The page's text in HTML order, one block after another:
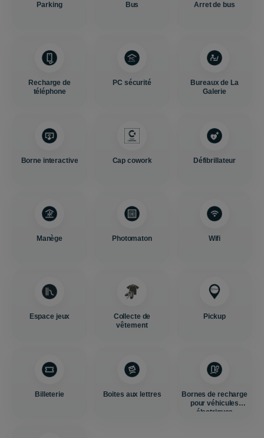
Parking Bus Arret de bus
Recharge de
téléphone
PC sécurité
Bureaux de La
Galerie
Borne interactive Cap cowork Défibrillateur
Manège Photomaton Wifi
Espace jeux
Collecte de
vêtement
Pickup
Billeterie Boites aux lettres
Bornes de recharge
pour véhicules
électriques